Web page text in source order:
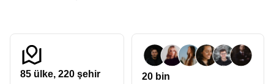
turu, sadece yeni yerler görmek değil, dünyaya bakış açınızı
değiştirecek bir içsel yolculuktur. Bizimle çıkacağınız bu
yolculukta, Tokyo’nun neon ışıkları altında geleceğe adım
85 ülke, 220 şehir 20 bin